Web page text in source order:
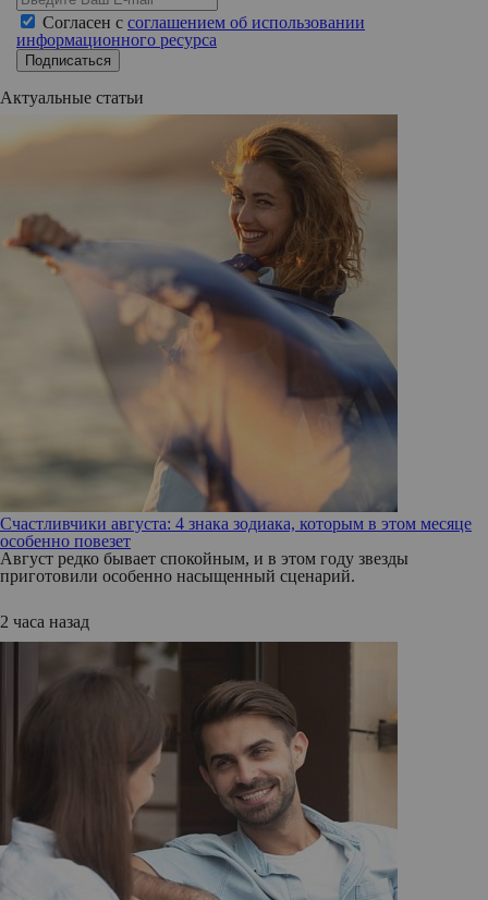
Согласен с соглашением об использовании
информационного ресурса
Подписаться
Актуальные статьи
Счастливчики августа: 4 знака зодиака, которым в этом месяце
особенно повезет
Август редко бывает спокойным, и в этом году звезды
приготовили особенно насыщенный сценарий.
2 часа назад